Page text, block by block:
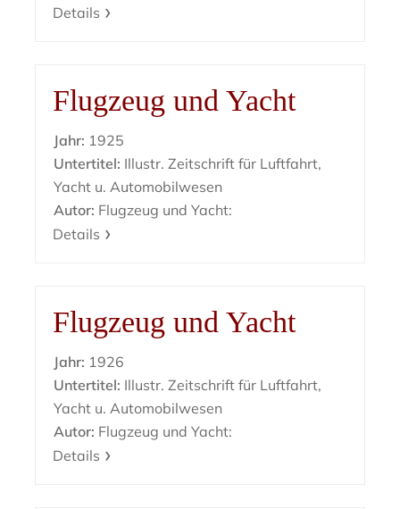
Details
Flugzeug und Yacht
Jahr: 1925
Untertitel: Illustr. Zeitschrift für Luftfahrt,
Yacht u. Automobilwesen
Autor: Flugzeug und Yacht:
Details
Flugzeug und Yacht
Jahr: 1926
Untertitel: Illustr. Zeitschrift für Luftfahrt,
Yacht u. Automobilwesen
Autor: Flugzeug und Yacht:
Details